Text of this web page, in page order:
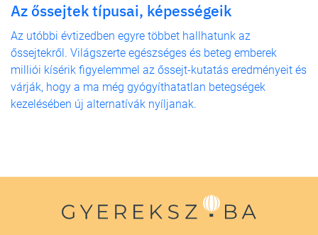
Az őssejtek típusai, képességeik
Az utóbbi évtizedben egyre többet hallhatunk az
őssejtekről. Világszerte egészséges és beteg emberek
milliói kísérik figyelemmel az őssejt-kutatás eredményeit és
várják, hogy a ma még gyógyíthatatlan betegségek
kezelésében új alternatívák nyíljanak.